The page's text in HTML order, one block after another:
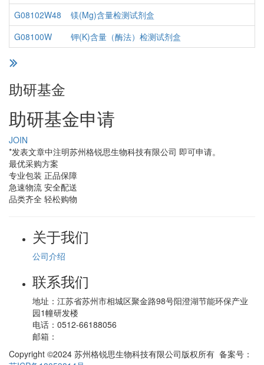
G08102W48
镁(Mg)含量检测试剂盒
G08100W
钾(K)含量（酶法）检测试剂盒
助研基金
助研基金申请
JOIN
*发表文章中注明苏州格锐思生物科技有限公司 即可申请。
最优采购方案
专业包装 正品保障
急速物流 安全配送
品类齐全 轻松购物
关于我们
公司介绍
联系我们
地址： 江苏省苏州市相城区聚金路98号阳澄湖节能环保产业
园1幢研发楼
电话： 0512-66188056
邮箱：
Copyright ©2024 苏州格锐思生物科技有限公司版权所有 备案号：